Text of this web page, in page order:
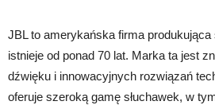
JBL to amerykańska firma produkująca
istnieje od ponad 70 lat. Marka ta jest
dźwięku i innowacyjnych rozwiązań
oferuje szeroką gamę słuchawek, w